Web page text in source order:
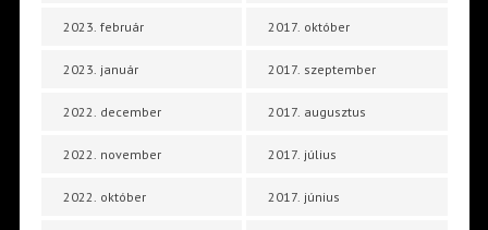
2023. február
2023. január
2022. december
2022. november
2022. október
2017. október
2017. szeptember
2017. augusztus
2017. július
2017. június